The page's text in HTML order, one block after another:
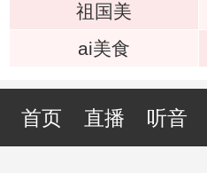
祖国美
ai美食
首页 直播 听音